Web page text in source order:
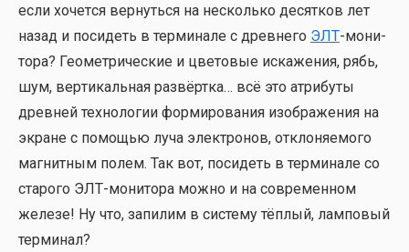
если хочет­ся вер­нуть­ся на несколь­ко десят­ков лет
назад и поси­деть в тер­ми­на­ле с древ­не­го ЭЛТ-мони­
то­ра? Гео­мет­ри­че­ские и цве­то­вые иска­же­ния, рябь,
шум, вер­ти­каль­ная раз­вёрт­ка… всё это атри­бу­ты
древ­ней тех­но­ло­гии фор­ми­ро­ва­ния изоб­ра­же­ния на
экране с помо­щью луча элек­тро­нов, откло­ня­е­мо­го
маг­нит­ным полем. Так вот, поси­деть в тер­ми­на­ле со
ста­ро­го ЭЛТ-мони­то­ра мож­но и на совре­мен­ном
желе­зе! Ну что, запи­лим в систе­му тёп­лый, лам­по­вый
тер­ми­нал?